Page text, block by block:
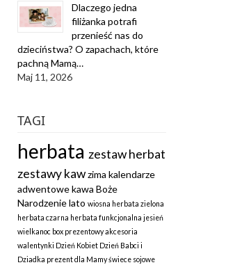
Dlaczego jedna
filiżanka potrafi
przenieść nas do
dzieciństwa? O zapachach, które
pachną Mamą…
Maj 11, 2026
TAGI
herbata zestaw herbat
zestawy kawzima kalendarze
adwentowekawa Boże
Narodzenielato wiosna herbata zielona
herbata czarna herbata funkcjonalna jesień
wielkanoc box prezentowyakcesoria
walentynki Dzień Kobiet Dzień Babci i
Dziadka prezent dla Mamyświece sojowe